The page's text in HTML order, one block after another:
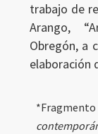
trabajo de
Arango,
Obregón, a
elaboración